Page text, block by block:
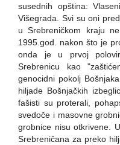
susednih opština:
Višegrada. Svi su oni
u Srebreničkom kraju
1995.god. nakon što je
onda je u prvoj
Srebrenicu kao
genocidni pokolj
hiljade Bošnjačkih
fašisti su proterali,
svedoče i masovne
grobnice nisu otkrivene.
Srebreničana za preko